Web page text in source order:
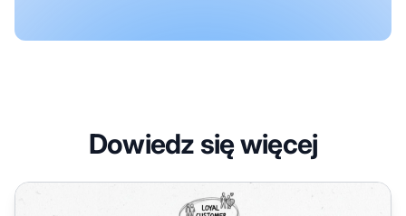
Dowiedz się więcej
Gdzie znaleźć skutecznych marketerów afiliacyjnych w